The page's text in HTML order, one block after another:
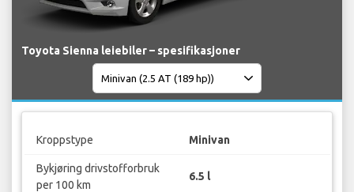
Toyota Sienna leiebiler – spesifikasjoner
Kroppstype Minivan
Bykjøring drivstofforbruk
per 100 km
6.5 l